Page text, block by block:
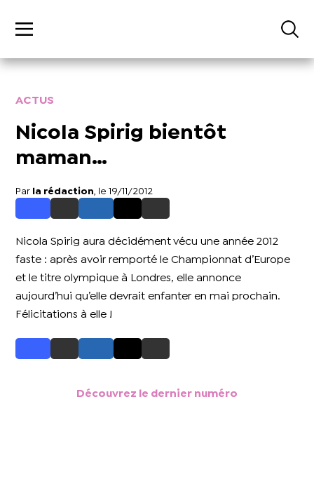
ACTUS
Nicola Spirig bientôt
maman…
Par la rédaction , le 19/11/2012
Nicola Spirig aura décidément vécu une année 2012
faste : après avoir remporté le Championnat d’Europe
et le titre olympique à Londres, elle annonce
aujourd’hui qu’elle devrait enfanter en mai prochain.
Félicitations à elle !
Découvrez le dernier numéro